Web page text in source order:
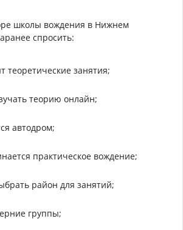
школы вождения в Нижнем
спросить:
теоретические занятия;
теорию онлайн;
автодром;
практическое вождение;
район для занятий;
группы;